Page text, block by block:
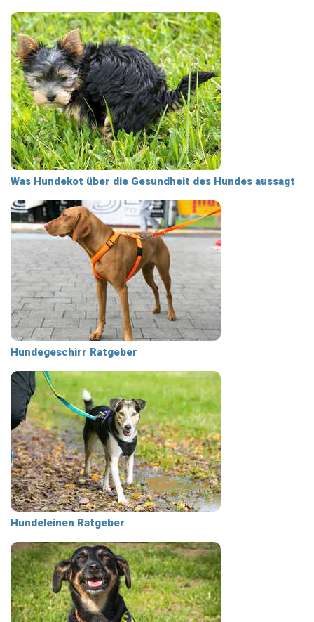
Was Hundekot über die Gesundheit des Hundes aussagt
Hundegeschirr Ratgeber
Hundeleinen Ratgeber